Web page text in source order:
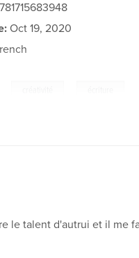
Oct 19, 2020
le talent d'autrui et il me